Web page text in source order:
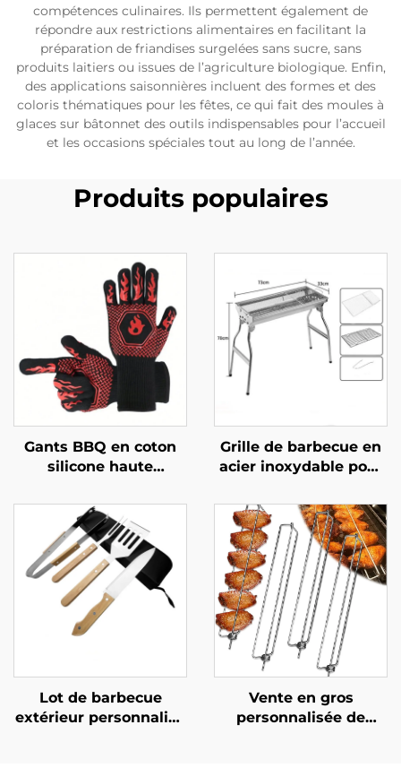
compétences culinaires. Ils permettent également de
répondre aux restrictions alimentaires en facilitant la
préparation de friandises surgelées sans sucre, sans
produits laitiers ou issues de l’agriculture biologique. Enfin,
des applications saisonnières incluent des formes et des
coloris thématiques pour les fêtes, ce qui fait des moules à
glaces sur bâtonnet des outils indispensables pour l’accueil
et les occasions spéciales tout au long de l’année.
Produits populaires
Gants BBQ en coton
silicone haute
USSE, best-seller,
maniques ignifuges
avec isolation
thermique, certifiés
LFGB
Grille de barbecue en
acier inoxydable pour
épaissie pour
barbecue, grille
domestique pour
barbecue au charbon
de bois, outils
extérieurs pour
barbecue, cuisson au
charbon de bois
Lot de barbecue
extérieur personnalisé
Vente en gros
personnalisée de